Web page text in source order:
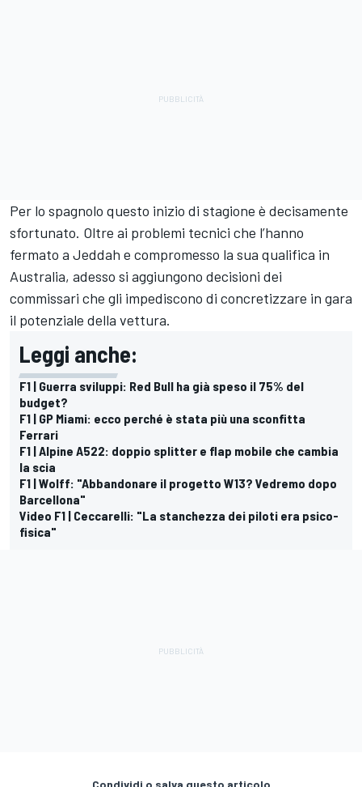
Per lo spagnolo questo inizio di stagione è decisamente
sfortunato. Oltre ai problemi tecnici che l’hanno
fermato a Jeddah e compromesso la sua qualifica in
Australia, adesso si aggiungono decisioni dei
commissari che gli impediscono di concretizzare in gara
il potenziale della vettura.
Leggi anche:
F1 | Guerra sviluppi: Red Bull ha già speso il 75% del
budget?
F1 | GP Miami: ecco perché è stata più una sconfitta
Ferrari
F1 | Alpine A522: doppio splitter e flap mobile che cambia
la scia
F1 | Wolff: "Abbandonare il progetto W13? Vedremo dopo
Barcellona"
Video F1 | Ceccarelli: "La stanchezza dei piloti era psico-
fisica"
Condividi o salva questo articolo